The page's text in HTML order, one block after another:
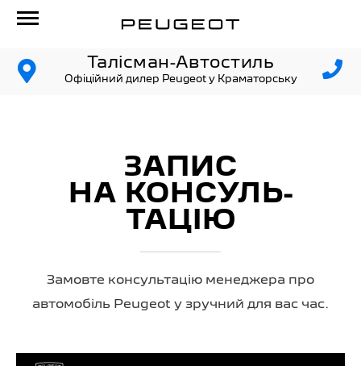
Талісман-Автостиль
Офіційний дилер Peugeot у Краматорську
ЗАПИС
НА КОНСУЛЬ­
ТАЦІЮ
Замовте консультацію менеджера про
автомобіль Peugeot у зручний для вас час.